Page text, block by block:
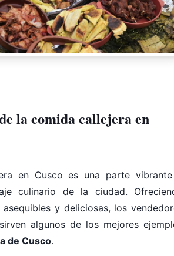
la comida callejera en
en Cusco es una parte
culinario de la ciudad.
y deliciosas, los
algunos de los mejores
de Cusco.